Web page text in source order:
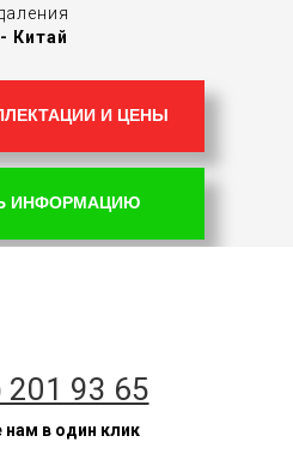
Китай
И ЦЕНЫ
ИНФОРМАЦИЮ
201 93 65
нам в один клик